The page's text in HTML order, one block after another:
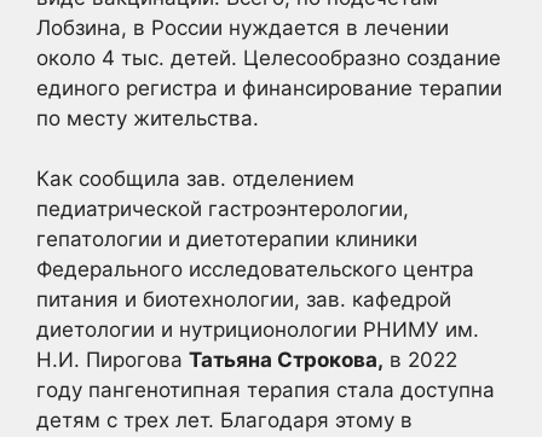
Лобзина, в России нуждается в лечении
около 4 тыс. детей. Целесообразно создание
единого регистра и финансирование терапии
по месту жительства.
Как сообщила зав. отделением
педиатрической гастроэнтерологии,
гепатологии и диетотерапии клиники
Федерального исследовательского центра
питания и биотехнологии, зав. кафедрой
диетологии и нутриционологии РНИМУ им.
Н.И. Пирогова Татьяна Строкова, в 2022
году пангенотипная терапия стала доступна
детям с трех лет. Благодаря этому в